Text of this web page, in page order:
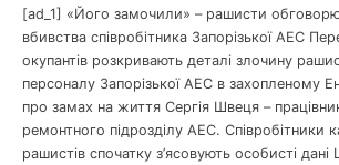
[ad_1] «Його замочили» – рашисти
вбивства співробітника Запорізької АЕС
окупантів розкривають деталі злочину
персоналу Запорізької АЕС в захопленому
про замах на життя Сергія Швеця –
ремонтного підрозділу АЕС. Співробітники
рашистів спочатку з’ясовують особисті